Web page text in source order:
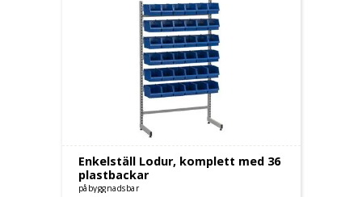
Enkelställ Lodur, komplett med 36
plastbackar
påbyggnadsbar